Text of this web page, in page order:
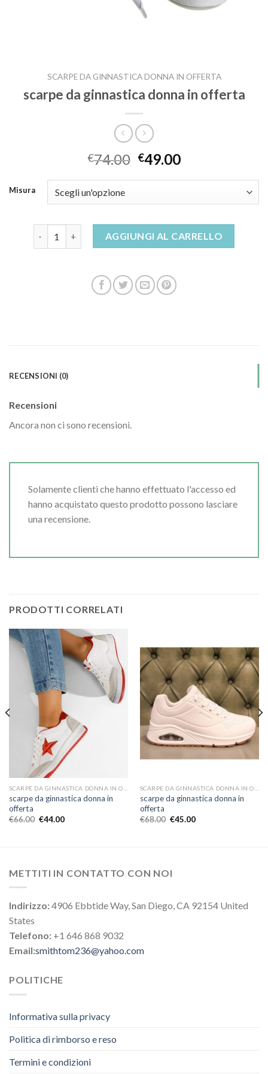
SCARPE DA GINNASTICA DONNA IN OFFERTA
scarpe da ginnastica donna in offerta
€74.00 €49.00
Misura
scarpe da ginnastica donna in offerta quantità
AGGIUNGI AL CARRELLO
RECENSIONI (0)
Recensioni
Ancora non ci sono recensioni.
Solamente clienti che hanno effettuato l'accesso ed
hanno acquistato questo prodotto possono lasciare
una recensione.
PRODOTTI CORRELATI
scarpe da ginnastica donna in
offerta
€66.00 €44.00
scarpe da ginnastica donna in
offerta
€68.00 €45.00
METTITI IN CONTATTO CON NOI
Indirizzo:4906 Ebbtide Way, San Diego, CA 92154 United
States
Telefono: +1 646 868 9032
Email:smithtom236@yahoo.com
POLITICHE
Informativa sulla privacy
Politica di rimborso e reso
Termini e condizioni